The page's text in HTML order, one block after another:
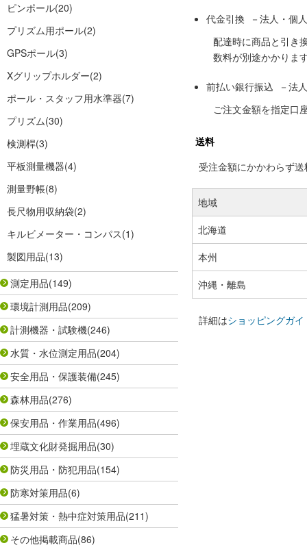
ピンポール(20)
プリズム用ポール(2)
GPSポール(3)
Xグリップホルダー(2)
ポール・スタッフ用水準器(7)
プリズム(30)
検測桿(3)
平板測量機器(4)
測量野帳(8)
長尺物用収納袋(2)
キルビメーター・コンパス(1)
製図用品(13)
測定用品(149)
環境計測用品(209)
計測機器・試験機(246)
水質・水位測定用品(204)
安全用品・保護装備(245)
森林用品(276)
保安用品・作業用品(496)
埋蔵文化財発掘用品(30)
防災用品・防犯用品(154)
防寒対策用品(6)
猛暑対策・熱中症対策用品(211)
その他掲載商品(86)
代金引換 －法人・個
配達時に商品と引き
数料が別途かかりま
前払い銀行振込 －法
ご注文金額を指定口
送料
受注金額にかかわらず
地域
北海道
本州
沖縄・離島
詳細はショッピングガイ